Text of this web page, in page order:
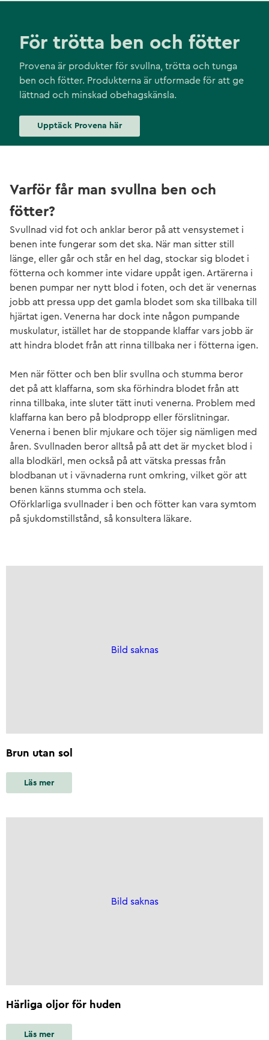
För trötta ben och fötter
Provena är produkter för svullna, trötta och tunga
ben och fötter. Produkterna är utformade för att ge
lättnad och minskad obehagskänsla.
Upptäck Provena här
Varför får man svullna ben och
fötter?
Svullnad vid fot och anklar beror på att vensystemet i
benen inte fungerar som det ska. När man sitter still
länge, eller går och står en hel dag, stockar sig blodet i
fötterna och kommer inte vidare uppåt igen. Artärerna i
benen pumpar ner nytt blod i foten, och det är venernas
jobb att pressa upp det gamla blodet som ska tillbaka till
hjärtat igen. Venerna har dock inte någon pumpande
muskulatur, istället har de stoppande klaffar vars jobb är
att hindra blodet från att rinna tillbaka ner i fötterna igen.
Men när fötter och ben blir svullna och stumma beror
det på att klaffarna, som ska förhindra blodet från att
rinna tillbaka, inte sluter tätt inuti venerna. Problem med
klaffarna kan bero på blodpropp eller förslitningar.
Venerna i benen blir mjukare och töjer sig nämligen med
åren. Svullnaden beror alltså på att det är mycket blod i
alla blodkärl, men också på att vätska pressas från
blodbanan ut i vävnaderna runt omkring, vilket gör att
benen känns stumma och stela.
Oförklarliga svullnader i ben och fötter kan vara symtom
på sjukdomstillstånd, så konsultera läkare.
Bild saknas
Brun utan sol
Läs mer
Bild saknas
Härliga oljor för huden
Läs mer